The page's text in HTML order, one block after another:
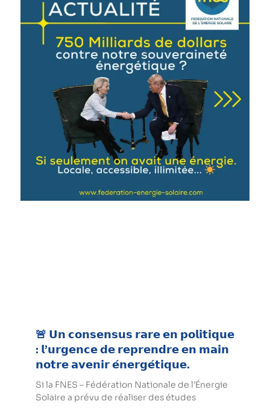
🚨 𝗨𝗻 𝗰𝗼𝗻𝘀𝗲𝗻𝘀𝘂𝘀 𝗿𝗮𝗿𝗲 𝗲𝗻 𝗽𝗼𝗹𝗶𝘁𝗶𝗾𝘂𝗲
: 𝗹’𝘂𝗿𝗴𝗲𝗻𝗰𝗲 𝗱𝗲 𝗿𝗲𝗽𝗿𝗲𝗻𝗱𝗿𝗲 𝗲𝗻 𝗺𝗮𝗶𝗻
𝗻𝗼𝘁𝗿𝗲 𝗮𝘃𝗲𝗻𝗶𝗿 𝗲́𝗻𝗲𝗿𝗴𝗲́𝘁𝗶𝗾𝘂𝗲.
Si la FNES – Fédération Nationale de l’Énergie
Solaire a prévu de réaliser des études